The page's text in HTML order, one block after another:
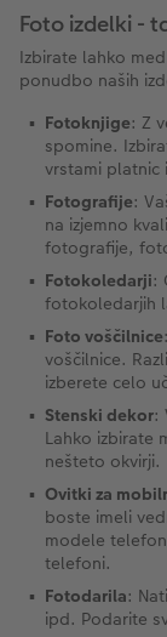
Foto izdelki -
Izbirate lahko
ponudbo naših
Fotoknjige: Z
spomine.
vrstami platnic
Fotografije:
na izjemno
fotografije,
Fotokoledarji:
fotokoledarjih
Foto voščilnice
voščilnice.
izberete celo
Stenski dekor:
Lahko izbirate
nešteto okvirji.
Ovitki za
boste imeli
modele
telefoni.
Fotodarila:
ipd. Podarite